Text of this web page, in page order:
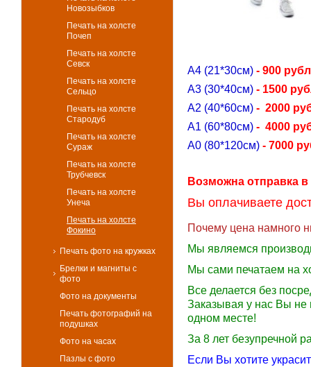
Новозыбков
Печать на холсте
Почеп
Печать на холсте
Севск
Печать на холсте
Сельцо
Печать на холсте
Стародуб
Печать на холсте
Сураж
Печать на холсте
Трубчевск
Печать на холсте
Унеча
Печать на холсте
Фокино
Печать фото на кружках
Брелки и магниты с
фото
Фото на документы
Печать фотографий на
подушках
Фото на часах
Пазлы с фото
А4 (21*30см) - 900
А3 (30*40см) - 1500
А2 (40*60см) - 2000
А1 (60*80см) - 4000
А0 (80*120см) - 7000
Возможна отправка
Вы оплачиваете
Почему цена намного
Мы являемся
Мы сами печатаем на
Все делается без
Заказывая у нас Вы не
одном месте!
За 8 лет безупречной
Если Вы хотите